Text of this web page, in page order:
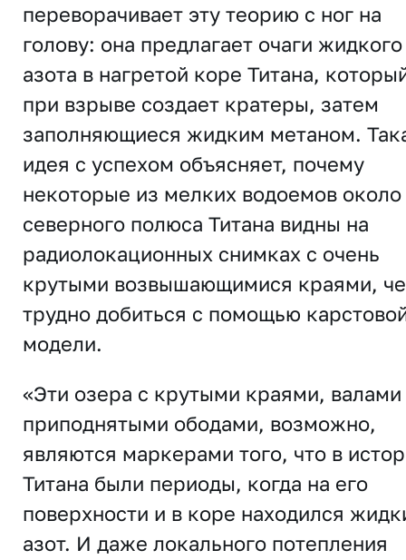
переворачивает эту теорию с ног на
голову: она предлагает очаги жидкого
азота в нагретой коре Титана,
при взрыве создает кратеры, затем
заполняющиеся жидким метаном.
идея с успехом объясняет, почему
некоторые из мелких водоемов около
северного полюса Титана видны на
радиолокационных снимках с очень
крутыми возвышающимися краями,
трудно добиться с помощью
модели.
«Эти озера с крутыми краями, валами
приподнятыми ободами, возможно,
являются маркерами того, что в
Титана были периоды, когда на его
поверхности и в коре находился
азот. И даже локального потепления